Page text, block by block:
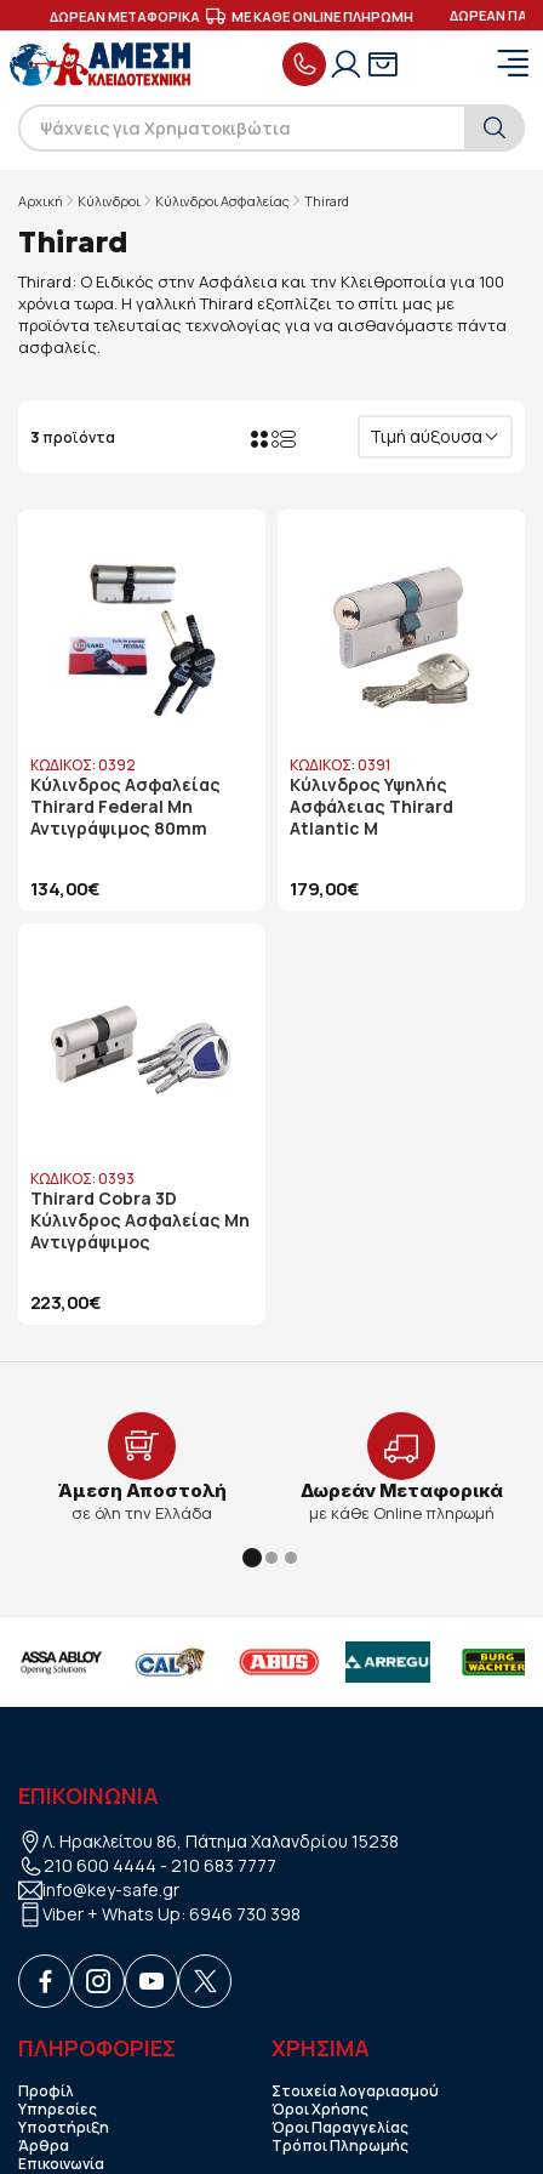
ΔΩΡΕΑΝ ΜΕΤΑΦΟΡΙΚΑ ΜΕ ΚΑΘΕ ONLINE ΠΛΗΡΩΜΗ ΔΩΡΕΑΝ
Αρχική Κύλινδροι Κύλινδροι Ασφαλείας Thirard
Thirard
Thirard: O Ειδικός στην Ασφάλεια και την Κλειθροποιία για 100
χρόνια τωρα. Η γαλλική Thirard εξοπλίζει το σπίτι μας με
προϊόντα τελευταίας τεχνολογίας για να αισθανόμαστε πάντα
ασφαλείς.
3 προϊόντα Τιμή αύξουσα
ΚΩΔΙΚΟΣ: 0392
Κύλινδρος Ασφαλείας
Thirard Federal Μη
Αντιγράψιμος 80mm
134,00€
ΚΩΔΙΚΟΣ: 0391
Κύλινδρος Υψηλής
Ασφάλειας Thirard
Atlantic M
179,00€
ΚΩΔΙΚΟΣ: 0393
Thirard Cobra 3D
Κύλινδρος Ασφαλείας Μη
Αντιγράψιμος
223,00€
Άμεση Αποστολή
σε όλη την Ελλάδα
Δωρεάν Μεταφορικά
με κάθε Online πληρωμή
ΕΠΙΚΟΙΝΩΝΙΑ
Λ. Ηρακλείτου 86, Πάτημα Χαλανδρίου 15238
210 600 4444 - 210 683 7777
info@key-safe.gr
Viber + Whats Up: 6946 730 398
ΠΛΗΡΟΦΟΡΙΕΣ
Προφίλ
Υπηρεσίες
Υποστήριξη
Άρθρα
Επικοινωνία
ΧΡHΣΙΜΑ
Στοιχεία λογαριασμού
Όροι Χρήσης
Όροι Παραγγελίας
Τρόποι Πληρωμής